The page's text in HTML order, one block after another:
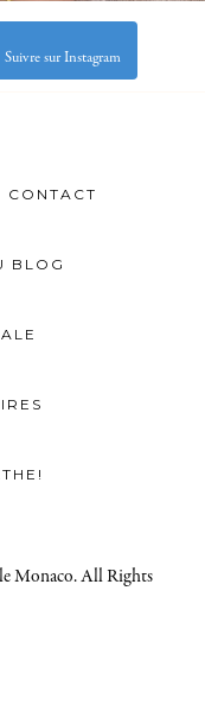
Suivre sur Instagram
CONTACT
BLOG
Monaco. All Rights